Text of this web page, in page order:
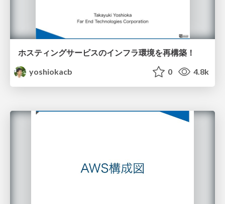
ホスティングサービスのインフラ環境を再構築！
yoshiokacb
0 4.8k